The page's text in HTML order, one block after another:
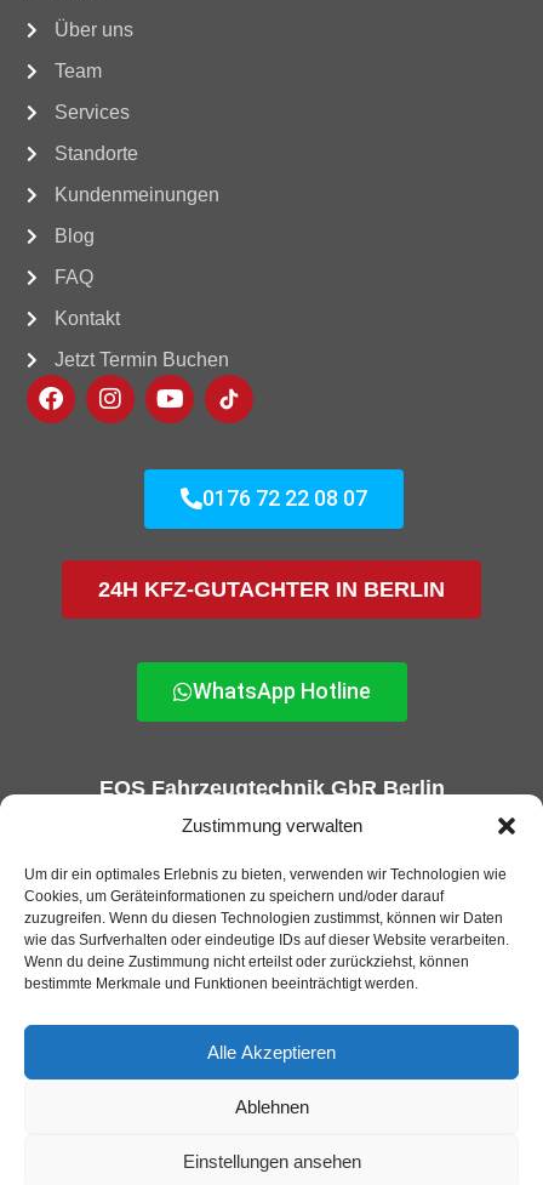
Zustimmung verwalten
Um dir ein optimales Erlebnis zu bieten, verwenden wir Technologien wie
Cookies, um Geräteinformationen zu speichern und/oder darauf
zuzugreifen. Wenn du diesen Technologien zustimmst, können wir Daten
wie das Surfverhalten oder eindeutige IDs auf dieser Website verarbeiten.
Wenn du deine Zustimmung nicht erteilst oder zurückziehst, können
bestimmte Merkmale und Funktionen beeinträchtigt werden.
Alle Akzeptieren
Ablehnen
Einstellungen ansehen
Über uns
Team
Services
Standorte
Kundenmeinungen
Blog
FAQ
Kontakt
Jetzt Termin Buchen
0176 72 22 08 07
24H KFZ-GUTACHTER IN BERLIN
WhatsApp Hotline
EOS Fahrzeugtechnik GbR Berlin
KFZ-Gutachter und GTÜ Prüfstelle in Berlin
EOS Fahrzeugtechnik GbR 2025 |Webdesign und SEO von